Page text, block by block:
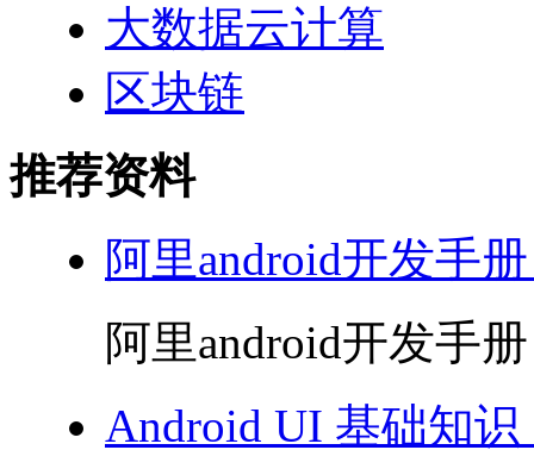
大数据云计算
区块链
推荐资料
阿里android开发手
阿里android开发手
Android UI 基础知识